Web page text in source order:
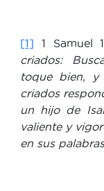
[1] 1 Samuel
criados:
toque bien, y
criados
un hijo de
valiente y
en sus